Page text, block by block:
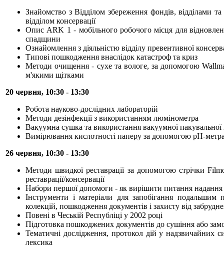
Знайомство з Відділом збереження фондів, відділами
відділом консервації
Опис ARK 1 - мобільного робочого місця для
спадщини
Ознайомлення з діяльністю відділу превентивної
Типові пошкодження внаслідок катастроф та криз
Методи очищення - сухе та вологе, за допомогою
м'якими щітками
20 червня, 10:30 - 13:30
Робота науково-дослідних лабораторій
Методи дезінфекції з використанням люмінометра
Вакуумна сушка та використання вакуумної
Вимірювання кислотності паперу за допомогою рН-
26 червня, 10:30 - 13:30
Методи швидкої реставрації за допомогою стрічки
реставрації/консервації
Набори першої допомоги - як вирішити питання
Інструменти і матеріали для запобігання подальшим
колекцій, пошкодження документів і захисту від
Повені в Чеській Республіці у 2002 році
Підготовка пошкоджених документів до сушіння або
Тематичні дослідження, протокол дій у надзвичайних
лексика